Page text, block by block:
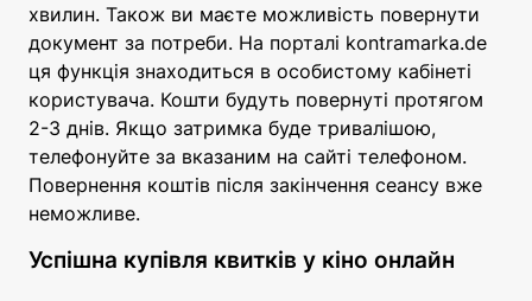
хвилин. Також ви маєте можливість повернути
документ за потреби. На порталі kontramarka.de
ця функція знаходиться в особистому кабінеті
користувача. Кошти будуть повернуті протягом
2-3 днів. Якщо затримка буде тривалішою,
телефонуйте за вказаним на сайті телефоном.
Повернення коштів після закінчення сеансу вже
неможливе.
Успішна купівля квитків у кіно онлайн